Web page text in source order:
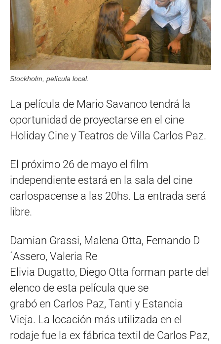
Stockholm, película local.
La película de Mario Savanco tendrá la
oportunidad de proyectarse en el cine
Holiday Cine y Teatros de Villa Carlos Paz.
El próximo 26 de mayo el film
independiente estará en la sala del cine
carlospacense a las 20hs. La entrada será
libre.
Damian Grassi, Malena Otta, Fernando D
´Assero, Valeria Re
Elivia Dugatto, Diego Otta forman parte del
elenco de esta película que se
grabó en Carlos Paz, Tanti y Estancia
Vieja. La locación más utilizada en el
rodaje fue la ex fábrica textil de Carlos Paz,